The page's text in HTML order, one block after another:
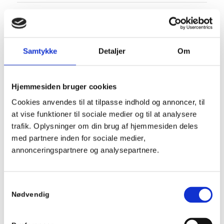
Samtykke Detaljer Om
Hjemmesiden bruger cookies
Cookies anvendes til at tilpasse indhold og annoncer, til
at vise funktioner til sociale medier og til at analysere
trafik. Oplysninger om din brug af hjemmesiden deles
med partnere inden for sociale medier,
annonceringspartnere og analysepartnere.
Nødvendig
HØJGRAVID MED ISKIAS
OG BÆKKEN SMERTER
Det er tungt nok i forvejen at være højgravid men
at have smerter ved bare at skulle gå lidt er
uudholdeligt. 2 gange GigaLaser og hun kunne
nyde resten af sin graviditet uden smerter og